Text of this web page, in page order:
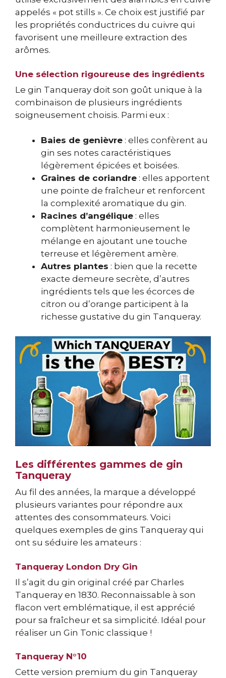
appelés « pot stills ». Ce choix est justifié par
les propriétés conductrices du cuivre qui
favorisent une meilleure extraction des
arômes.
Une sélection rigoureuse des ingrédients
Le gin Tanqueray doit son goût unique à la
combinaison de plusieurs ingrédients
soigneusement choisis. Parmi eux :
Baies de genièvre : elles confèrent au
gin ses notes caractéristiques
légèrement épicées et boisées.
Graines de coriandre : elles apportent
une pointe de fraîcheur et renforcent
la complexité aromatique du gin.
Racines d’angélique : elles
complètent harmonieusement le
mélange en ajoutant une touche
terreuse et légèrement amère.
Autres plantes : bien que la recette
exacte demeure secrète, d’autres
ingrédients tels que les écorces de
citron ou d’orange participent à la
richesse gustative du gin Tanqueray.
Les différentes gammes de gin
Tanqueray
Au fil des années, la marque a développé
plusieurs variantes pour répondre aux
attentes des consommateurs. Voici
quelques exemples de gins Tanqueray qui
ont su séduire les amateurs :
Tanqueray London Dry Gin
Il s’agit du gin original créé par Charles
Tanqueray en 1830. Reconnaissable à son
flacon vert emblématique, il est apprécié
pour sa fraîcheur et sa simplicité. Idéal pour
réaliser un Gin Tonic classique !
Tanqueray N°10
Cette version premium du gin Tanqueray